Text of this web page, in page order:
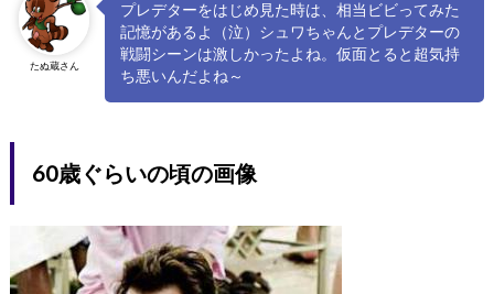
たぬ蔵さん
プレデターをはじめ見た時は、相当ビビってみた
記憶があるよ（泣）シュワちゃんとプレデターの
戦闘シーンは激しかったよね。仮面とると超気持
ち悪いんだよね～
60歳ぐらいの頃の画像